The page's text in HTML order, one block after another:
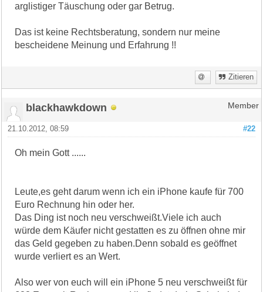
arglistiger Täuschung oder gar Betrug.
Das ist keine Rechtsberatung, sondern nur meine
bescheidene Meinung und Erfahrung !!
Zitieren
blackhawkdown Member
#22
21.10.2012, 08:59
Oh mein Gott ......
Leute,es geht darum wenn ich ein iPhone kaufe für 700
Euro Rechnung hin oder her.
Das Ding ist noch neu verschweißt.Viele ich auch
würde dem Käufer nicht gestatten es zu öffnen ohne mir
das Geld gegeben zu haben.Denn sobald es geöffnet
wurde verliert es an Wert.
Also wer von euch will ein iPhone 5 neu verschweißt für